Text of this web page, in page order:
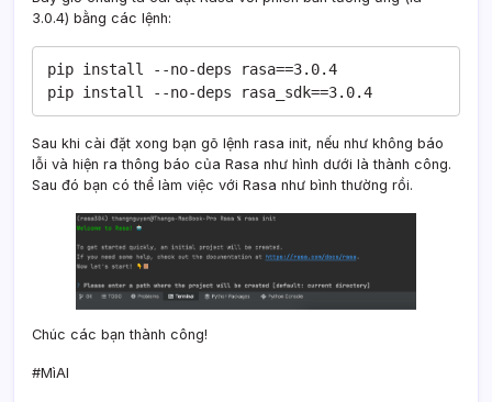
3.0.4) bằng các lệnh:
pip install --no-deps rasa==3.0.4
pip install --no-deps rasa_sdk==3.0.4
Sau khi cài đặt xong bạn gõ lệnh rasa init, nếu như không báo
lỗi và hiện ra thông báo của Rasa như hình dưới là thành công.
Sau đó bạn có thể làm việc với Rasa như bình thường rồi.
Chúc các bạn thành công!
#MìAI